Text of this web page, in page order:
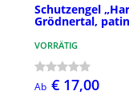
Schutzengel
Grödnertal,
VORRÄTIG
Ab € 17,00